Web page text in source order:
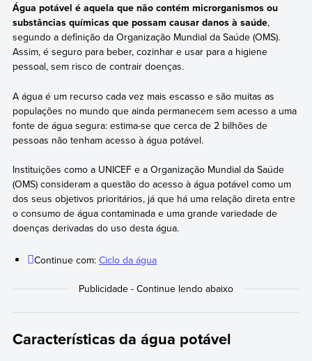
Água potável é aquela que não contém microrganismos ou
substâncias químicas que possam causar danos à saúde,
segundo a definição da Organização Mundial da Saúde (OMS).
Assim, é seguro para beber, cozinhar e usar para a higiene
pessoal, sem risco de contrair doenças.
A água é um recurso cada vez mais escasso e são muitas as
populações no mundo que ainda permanecem sem acesso a uma
fonte de água segura: estima-se que cerca de 2 bilhões de
pessoas não tenham acesso à água potável.
Instituições como a UNICEF e a Organização Mundial da Saúde
(OMS) consideram a questão do acesso à água potável como um
dos seus objetivos prioritários, já que há uma relação direta entre
o consumo de água contaminada e uma grande variedade de
doenças derivadas do uso desta água.
Continue com:Ciclo da água
Características da água potável